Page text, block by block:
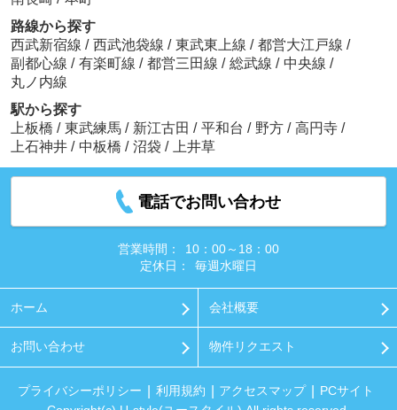
路線から探す
西武新宿線 / 西武池袋線 / 東武東上線 / 都営大江戸線 /
副都心線 / 有楽町線 / 都営三田線 / 総武線 / 中央線 /
丸ノ内線
駅から探す
上板橋 / 東武練馬 / 新江古田 / 平和台 / 野方 / 高円寺 /
上石神井 / 中板橋 / 沼袋 / 上井草
電話でお問い合わせ
営業時間：
10：00～18：00
定休日：
毎週水曜日
ホーム 会社概要
お問い合わせ 物件リクエスト
プライバシーポリシー 利用規約 アクセスマップ
PCサイト